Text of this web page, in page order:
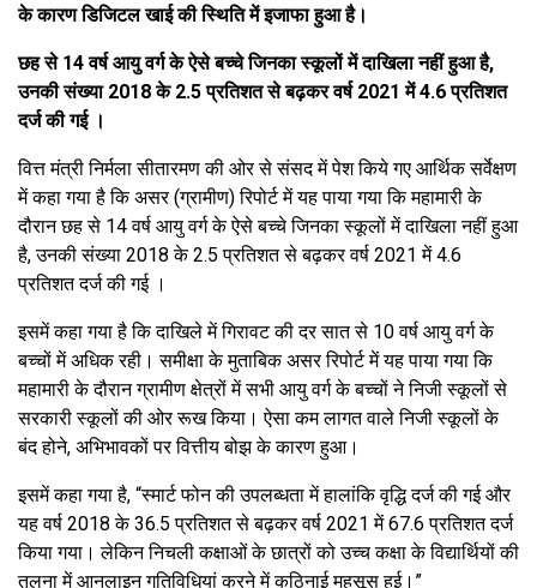
के कारण डिजिटल खाई की स्थिति में इजाफा हुआ है।
छह से 14 वर्ष आयु वर्ग के ऐसे बच्चे जिनका स्कूलों में दाखिला नहीं हुआ है,
उनकी संख्या 2018 के 2.5 प्रतिशत से बढ़कर वर्ष 2021 में 4.6 प्रतिशत
दर्ज की गई ।
वित्त मंत्री निर्मला सीतारमण की ओर से संसद में पेश किये गए आर्थिक सर्वेक्षण
में कहा गया है कि असर (ग्रामीण) रिपोर्ट में यह पाया गया कि महामारी के
दौरान छह से 14 वर्ष आयु वर्ग के ऐसे बच्चे जिनका स्कूलों में दाखिला नहीं हुआ
है, उनकी संख्या 2018 के 2.5 प्रतिशत से बढ़कर वर्ष 2021 में 4.6
प्रतिशत दर्ज की गई ।
इसमें कहा गया है कि दाखिले में गिरावट की दर सात से 10 वर्ष आयु वर्ग के
बच्चों में अधिक रही। समीक्षा के मुताबिक असर रिपोर्ट में यह पाया गया कि
महामारी के दौरान ग्रामीण क्षेत्रों में सभी आयु वर्ग के बच्चों ने निजी स्कूलों से
सरकारी स्कूलों की ओर रूख किया। ऐसा कम लागत वाले निजी स्कूलों के
बंद होने, अभिभावकों पर वित्तीय बोझ के कारण हुआ।
इसमें कहा गया है, “स्मार्ट फोन की उपलब्धता में हालांकि वृद्धि दर्ज की गई और
यह वर्ष 2018 के 36.5 प्रतिशत से बढ़कर वर्ष 2021 में 67.6 प्रतिशत दर्ज
किया गया। लेकिन निचली कक्षाओं के छात्रों को उच्च कक्षा के विद्यार्थियों की
तुलना में आनलाइन गतिविधियां करने में कठिनाई महसूस हुई।”